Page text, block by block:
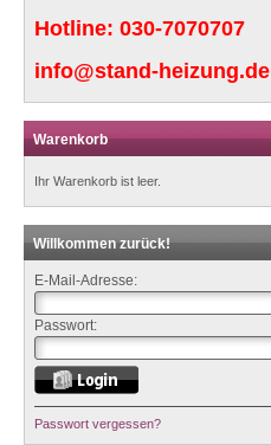
Hotline: 030-7070707
info@stand-heizung.de
Warenkorb
Ihr Warenkorb ist leer.
Willkommen zurück!
E-Mail-Adresse:
Passwort:
Passwort vergessen?